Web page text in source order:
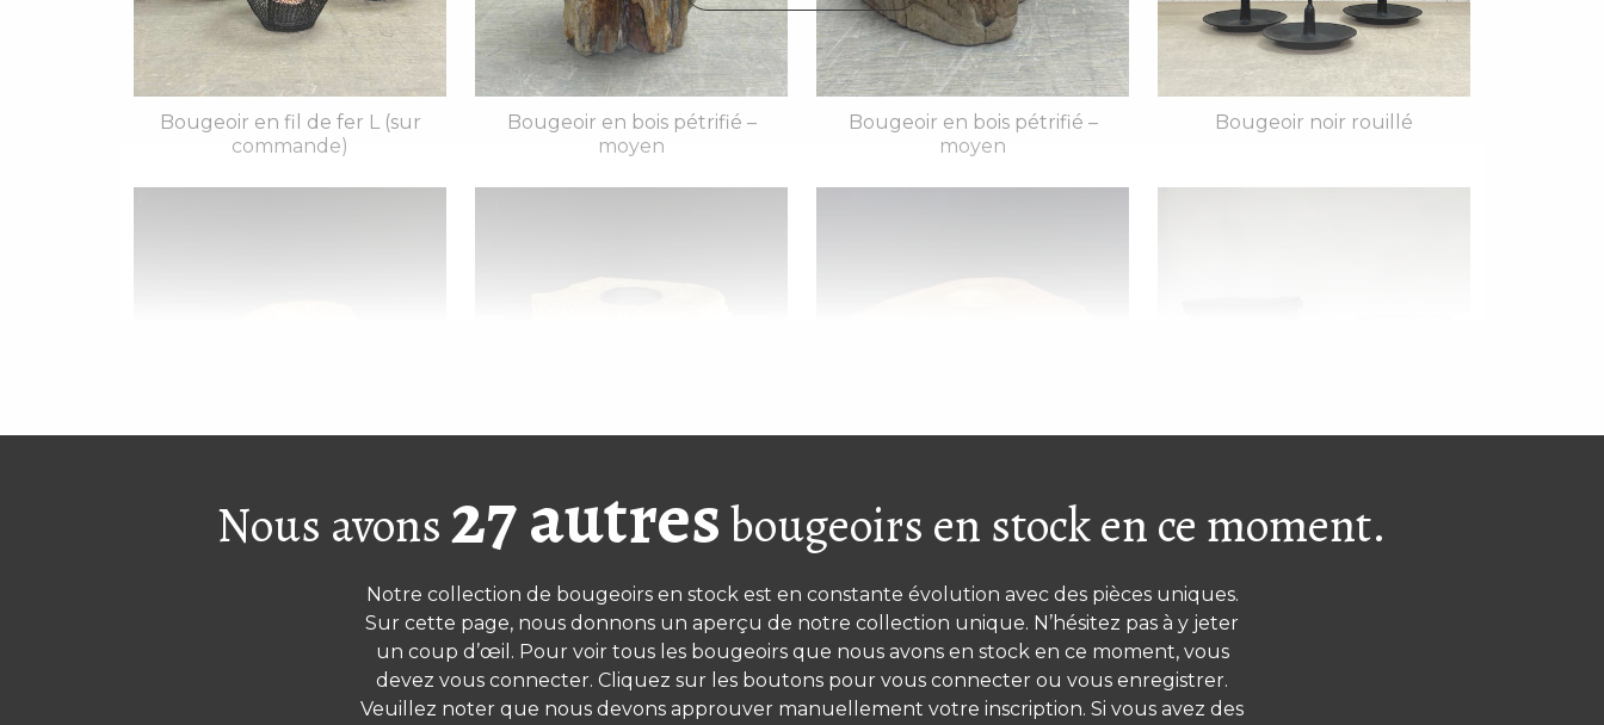
Bougeoir en fil de fer L (sur
commande)
Bougeoir en bois pétrifié –
moyen
Bougeoir en bois pétrifié –
moyen
Bougeoir noir rouillé
Bougeoir en bois pétrifié – petit
Bougeoir en bois pétrifié –
moyen
Bougeoir en bois pétrifié –
moyen
Bougeoir en fil de fer S (sur
commande)
Nous avons27 autresbougeoirs en stock en ce moment.
Notre collection de bougeoirs en stock est en constante évolution avec des pièces uniques.
Sur cette page, nous donnons un aperçu de notre collection unique. N’hésitez pas à y jeter
un coup d’œil. Pour voir tous les bougeoirs que nous avons en stock en ce moment, vous
devez vous connecter. Cliquez sur les boutons pour vous connecter ou vous enregistrer.
Veuillez noter que nous devons approuver manuellement votre inscription. Si vous avez des